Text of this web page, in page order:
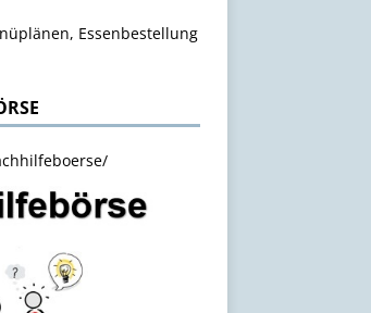
Essenbestellung